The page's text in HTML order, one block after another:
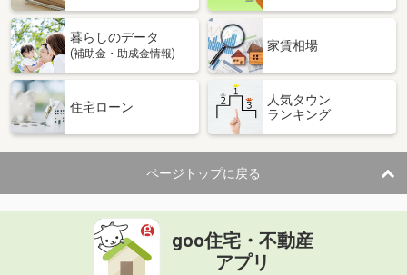
暮らしのデータ
(補助金・助成金情報)
家賃相場
住宅ローン
人気タウン
ランキング
ページトップに戻る
goo住宅・不動産
アプリ